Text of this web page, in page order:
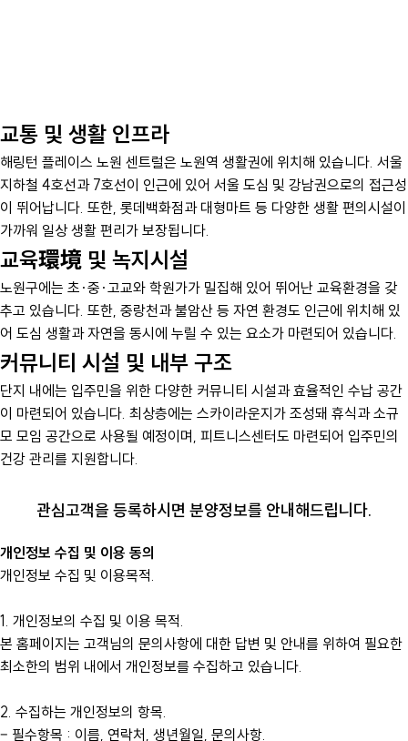
교통 및 생활 인프라
해링턴 플레이스 노원 센트럴은 노원역 생활권에 위치해 있습니다. 서울
지하철 4호선과 7호선이 인근에 있어 서울 도심 및 강남권으로의 접근성
이 뛰어납니다. 또한, 롯데백화점과 대형마트 등 다양한 생활 편의시설이
가까워 일상 생활 편리가 보장됩니다.
교육環境 및 녹지시설
노원구에는 초·중·고교와 학원가가 밀집해 있어 뛰어난 교육환경을 갖
추고 있습니다. 또한, 중랑천과 불암산 등 자연 환경도 인근에 위치해 있
어 도심 생활과 자연을 동시에 누릴 수 있는 요소가 마련되어 있습니다.
커뮤니티 시설 및 내부 구조
단지 내에는 입주민을 위한 다양한 커뮤니티 시설과 효율적인 수납 공간
이 마련되어 있습니다. 최상층에는 스카이라운지가 조성돼 휴식과 소규
모 모임 공간으로 사용될 예정이며, 피트니스센터도 마련되어 입주민의
건강 관리를 지원합니다.
관심고객을 등록하시면 분양정보를 안내해드립니다.
개인정보 수집 및 이용 동의
개인정보 수집 및 이용목적.
1. 개인정보의 수집 및 이용 목적.
본 홈페이지는 고객님의 문의사항에 대한 답변 및 안내를 위하여 필요한
최소한의 범위 내에서 개인정보를 수집하고 있습니다.
2. 수집하는 개인정보의 항목.
– 필수항목 : 이름, 연락처, 생년월일, 문의사항.